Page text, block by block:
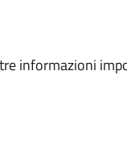
informazioni